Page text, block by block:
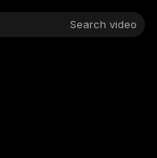
Search video